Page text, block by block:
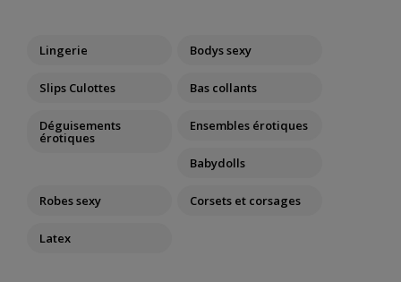
Lingerie Bodys sexy
Slips Culottes Bas collants
Déguisements
érotiques
Ensembles érotiques
Babydolls
Robes sexy Corsets et corsages
Latex